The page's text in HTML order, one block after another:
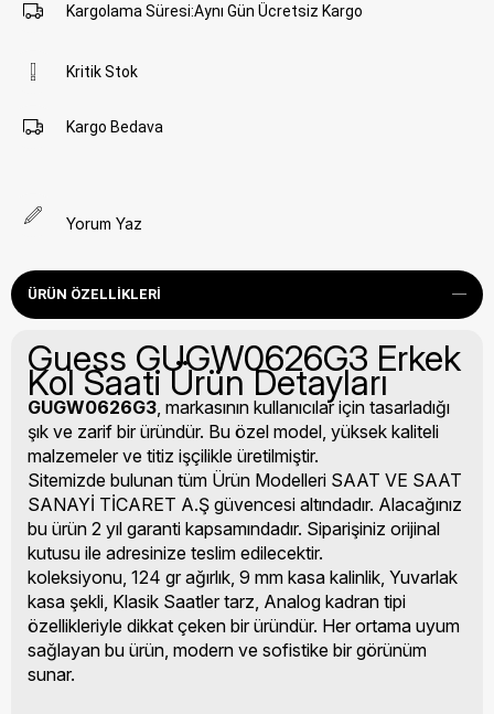
Kargolama Süresi:Aynı Gün Ücretsiz Kargo
Kritik Stok
Kargo Bedava
Yorum Yaz
ÜRÜN ÖZELLIKLERI
Guess GUGW0626G3 Erkek
Kol Saati Ürün Detayları
GUGW0626G3 , markasının kullanıcılar için tasarladığı
şık ve zarif bir üründür. Bu özel model, yüksek kaliteli
malzemeler ve titiz işçilikle üretilmiştir.
Sitemizde bulunan tüm Ürün Modelleri SAAT VE SAAT
SANAYİ TİCARET A.Ş güvencesi altındadır. Alacağınız
bu ürün 2 yıl garanti kapsamındadır. Siparişiniz orijinal
kutusu ile adresinize teslim edilecektir.
koleksiyonu, 124 gr ağırlık, 9 mm kasa kalinlik, Yuvarlak
kasa şekli, Klasik Saatler tarz, Analog kadran tipi
özellikleriyle dikkat çeken bir üründür. Her ortama uyum
sağlayan bu ürün, modern ve sofistike bir görünüm
sunar.